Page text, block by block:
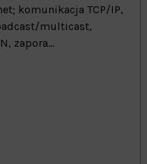
komunikacja TCP/IP,
multicast,
zapora...